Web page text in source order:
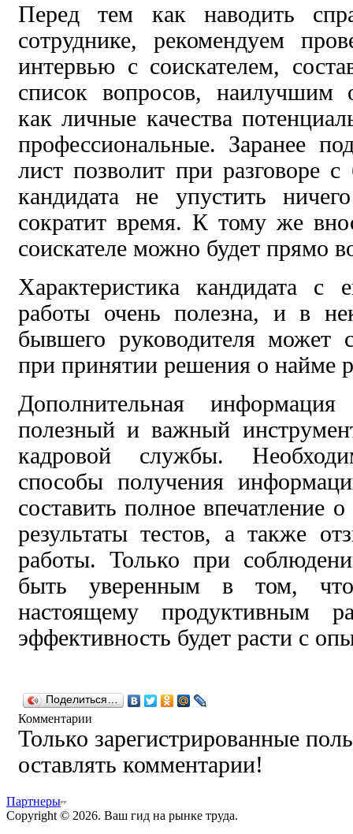
Перед тем как наводить
сотруднике, рекомендуем
интервью с соискателем,
список вопросов, наилучшим
как личные качества
профессиональные. Заранее
лист позволит при разговоре
кандидата не упустить
сократит время. К тому же
соискателе можно будет прямо
Характеристика кандидата с
работы очень полезна, и в
бывшего руководителя может
при принятии решения о найме
Дополнительная
полезный и важный
кадровой службы.
способы получения
составить полное впечатление
результаты тестов, а также
работы. Только при
быть уверенным в том,
настоящему продуктивным
эффективность будет расти с
Поделиться…
Комментарии
Только зарегистрированные
оставлять комментарии!
Партнеры
Copyright © 2026. Ваш гид на рынке труда.